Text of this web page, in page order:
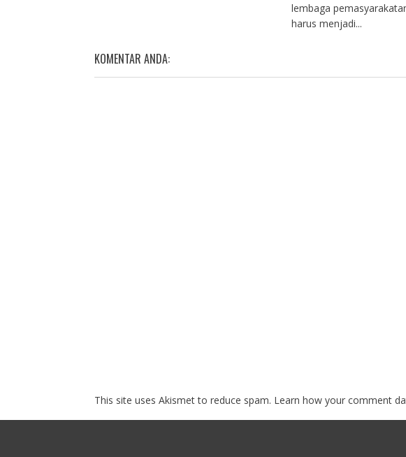
lembaga
harus menjadi...
KOMENTAR ANDA:
This site uses Akismet to reduce spam. Learn how your comment